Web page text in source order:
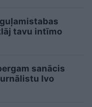
tavu intīmo
sanācis
Ivo